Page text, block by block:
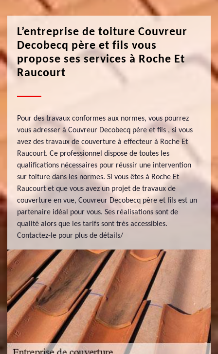
L’entreprise de toiture Couvreur
Decobecq père et fils vous
propose ses services à Roche Et
Raucourt
Pour des travaux conformes aux normes, vous pourrez
vous adresser à Couvreur Decobecq père et fils , si vous
avez des travaux de couverture à effecteur à Roche Et
Raucourt. Ce professionnel dispose de toutes les
qualifications nécessaires pour réussir une intervention
sur toiture dans les normes. Si vous êtes à Roche Et
Raucourt et que vous avez un projet de travaux de
couverture en vue, Couvreur Decobecq père et fils est un
partenaire idéal pour vous. Ses réalisations sont de
qualité alors que les tarifs sont très accessibles.
Contactez-le pour plus de détails/